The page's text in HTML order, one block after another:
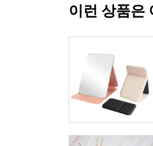
이런 상품은